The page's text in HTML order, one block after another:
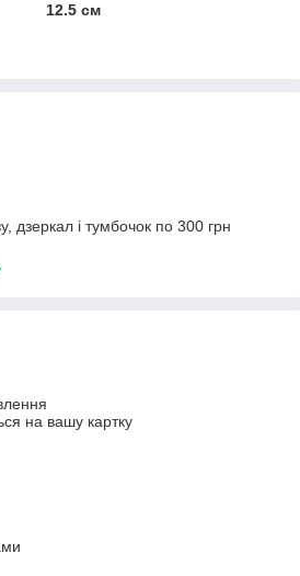
12.5 см
дзеркал і тумбочок по 300 грн
на вашу картку